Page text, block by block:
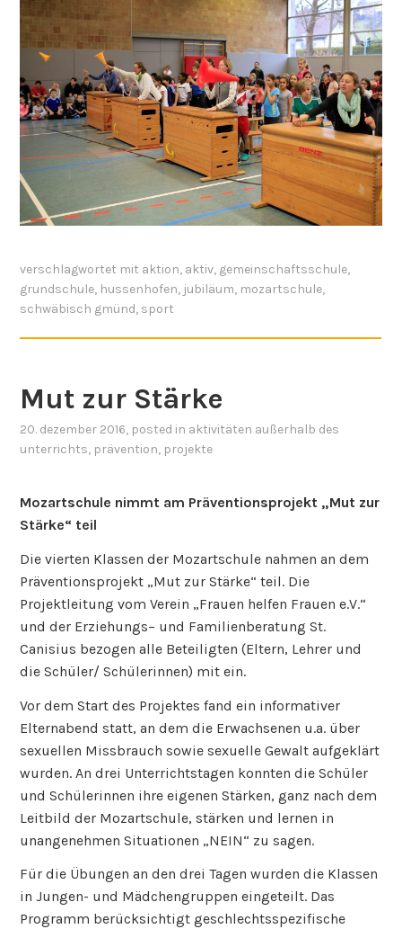
verschlagwortet mit aktion, aktiv, gemeinschaftsschule,
grundschule, hussenhofen, jubiläum, mozartschule,
schwäbisch gmünd, sport
Mut zur Stärke
20. dezember 2016, posted in aktivitäten außerhalb des
unterrichts, prävention, projekte
Mozartschule nimmt am Präventionsprojekt „Mut zur
Stärke“ teil
Die vierten Klassen der Mozartschule nahmen an dem
Präventionsprojekt „Mut zur Stärke“ teil. Die
Projektleitung vom Verein „Frauen helfen Frauen e.V.“
und der Erziehungs– und Familienberatung St.
Canisius bezogen alle Beteiligten (Eltern, Lehrer und
die Schüler/ Schülerinnen) mit ein.
Vor dem Start des Projektes fand ein informativer
Elternabend statt, an dem die Erwachsenen u.a. über
sexuellen Missbrauch sowie sexuelle Gewalt aufgeklärt
wurden. An drei Unterrichtstagen konnten die Schüler
und Schülerinnen ihre eigenen Stärken, ganz nach dem
Leitbild der Mozartschule, stärken und lernen in
unangenehmen Situationen „NEIN“ zu sagen.
Für die Übungen an den drei Tagen wurden die Klassen
in Jungen- und Mädchengruppen eingeteilt. Das
Programm berücksichtigt geschlechtsspezifische